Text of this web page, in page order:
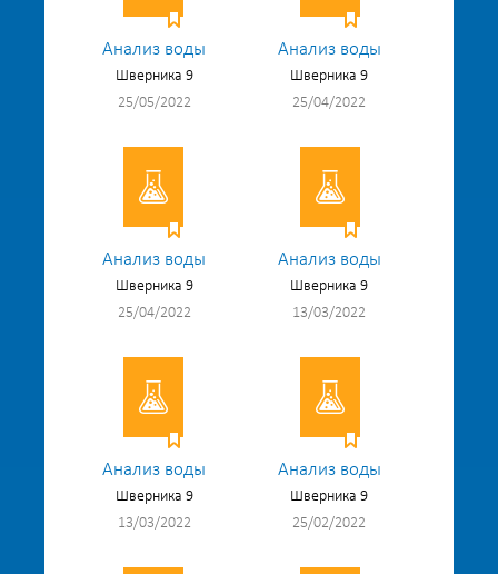
Анализ воды
Шверника 9
25/05/2022
Анализ воды
Шверника 9
25/04/2022
Анализ воды
Шверника 9
25/04/2022
Анализ воды
Шверника 9
13/03/2022
Анализ воды
Шверника 9
13/03/2022
Анализ воды
Шверника 9
25/02/2022